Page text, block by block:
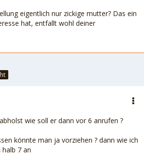
eigentlich nur zickige mutter? Das ein
hat, entfallt wohl deiner
wie soll er dann vor 6 anrufen ?
könnte man ja vorziehen ? dann wie ich
7 an